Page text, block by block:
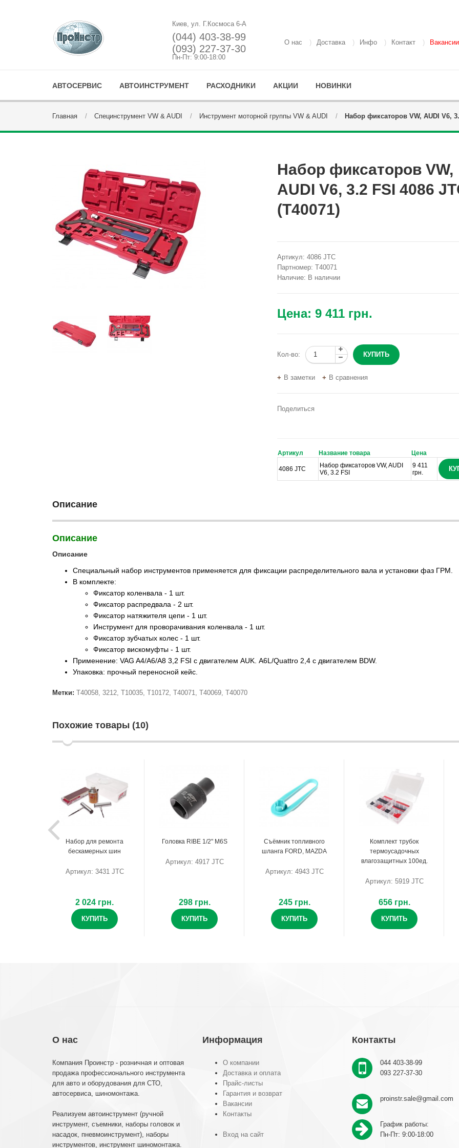
Киев, ул. Г.Космоса 6-А
(044) 403-38-99
(093) 227-37-30
Пн-Пт: 9:00-18:00
О нас Доставка Инфо Контакт Вакансии
АВТОСЕРВИС АВТОИНСТРУМЕНТ РАСХОДНИКИ АКЦИИ НОВИНКИ
Главная Специнструмент VW & AUDI Инструмент моторной группы VW & AUDI Набор фиксаторов VW, AUDI V6,
Набор фиксаторов VW,
AUDI V6, 3.2 FSI 4086
(T40071)
Артикул: 4086 JTC
Партномер: T40071
Наличие: В наличии
Цена: 9 411 грн.
Кол-во:
В заметки В сравнения
Поделиться
Артикул Название товара Цена
4086 JTC
Набор фиксаторов VW, AUDI
V6, 3.2 FSI
9 411
грн.
Описание
Описание
Описание
Специальный набор инструментов применяется для фиксации распределительного вала и установки фаз ГРМ.
В комплекте:
Фиксатор коленвала - 1 шт.
Фиксатор распредвала - 2 шт.
Фиксатор натяжителя цепи - 1 шт.
Инструмент для проворачивания коленвала - 1 шт.
Фиксатор зубчатых колес - 1 шт.
Фиксатор вискомуфты - 1 шт.
Применение: VAG A4/А6/А8 3,2 FSI с двигателем AUK. А6L/Quattro 2,4 с двигателем BDW.
Упаковка: прочный переносной кейс.
Метки: T40058, 3212, T10035, T10172, T40071, T40069, T40070
Похожие товары (10)
Набор для ремонта
бескамерных шин
Артикул: 3431 JTC
2 024 грн.
КУПИТЬ
Головка RIBE 1/2" M6S
Артикул: 4917 JTC
298 грн.
КУПИТЬ
Съёмник топливного
шланга FORD, MAZDA
Артикул: 4943 JTC
245 грн.
КУПИТЬ
Комплект трубок
термоусадочных
влагозащитных 100ед.
Артикул: 5919 JTC
656 грн.
КУПИТЬ
О нас
Компания Проинстр - розничная и оптовая
продажа профессионального инструмента
для авто и оборудования для СТО,
автосервиса, шиномонтажа.
Реализуем автоинструмент (ручной
инструмент, съемники, наборы головок и
насадок, пневмоинструмент), наборы
инструментов, инструмент шиномонтажа.
Информация
О компании
Доставка и оплата
Прайс-листы
Гарантия и возврат
Вакансии
Контакты
Вход на сайт
Контакты
044 403-38-99
093 227-37-30
proinstr.sale@gmail.com
График работы:
Пн-Пт: 9:00-18:00